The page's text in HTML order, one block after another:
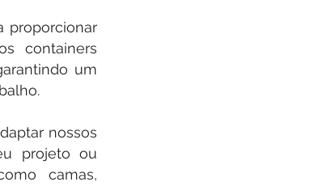
proporcionar
containers
um
nossos
projeto ou
camas,